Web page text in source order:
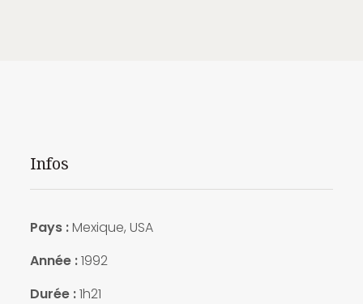
Infos
Pays :Mexique, USA
Année :1992
Durée :1h21